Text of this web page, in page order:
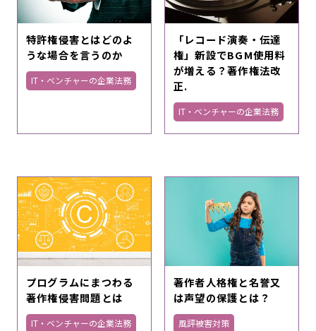
特許権侵害とはどのよ
うな場合を言うのか
IT・ベンチャーの企業法務
「レコード演奏・伝達
権」新設でBGM使用料
が増える？著作権法改
正.
IT・ベンチャーの企業法務
プログラムにまつわる
著作権侵害問題とは
IT・ベンチャーの企業法務
著作者人格権と名誉又
は声望の保護とは？
風評被害対策